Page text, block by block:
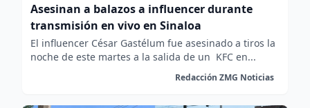
Asesinan a balazos a influencer durante
transmisión en vivo en Sinaloa
El influencer César Gastélum fue asesinado a tiros la
noche de este martes a la salida de un KFC en...
Redacción ZMG Noticias